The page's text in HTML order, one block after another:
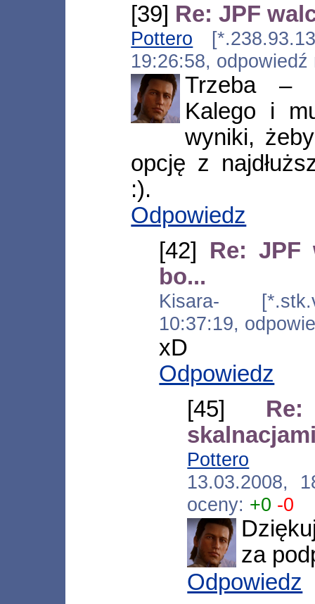
[39] Re: JPF
Pottero
19:26:58,
Trzeba –
Kalego i
wyniki,
opcję z
:).
Odpowiedz
[42] Re: JPF
bo...
Kisara-
10:37:19,
xD
Odpowiedz
[45]
Pottero
13.03.2008,
oceny: +0 -0
za
Odpowiedz